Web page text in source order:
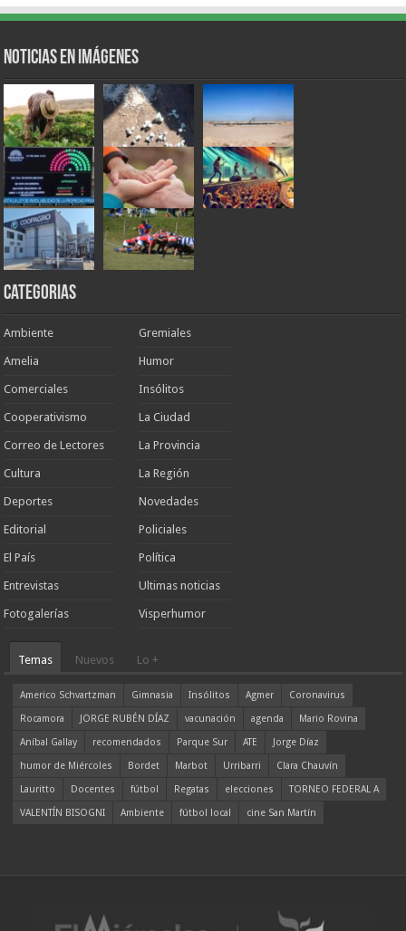
Noticias en Imágenes
Categorias
Ambiente
Amelia
Comerciales
Cooperativismo
Correo de Lectores
Cultura
Deportes
Editorial
El País
Entrevistas
Fotogalerías
Gremiales
Humor
Insólitos
La Ciudad
La Provincia
La Región
Novedades
Policiales
Política
Ultimas noticias
Visperhumor
Temas Nuevos Lo +
Americo Schvartzman Gimnasia Insólitos Agmer
Coronavirus
Rocamora
JORGE RUBÉN DÍAZ vacunación agenda
Mario Rovina
Aníbal Gallay
recomendados Parque Sur ATE
Jorge Díaz
humor de Miércoles
Bordet Marbot Urribarri
Clara Chauvín
Lauritto
Docentes fútbol Regatas elecciones
TORNEO FEDERAL A
VALENTÍN BISOGNI
Ambiente fútbol local cine San Martín